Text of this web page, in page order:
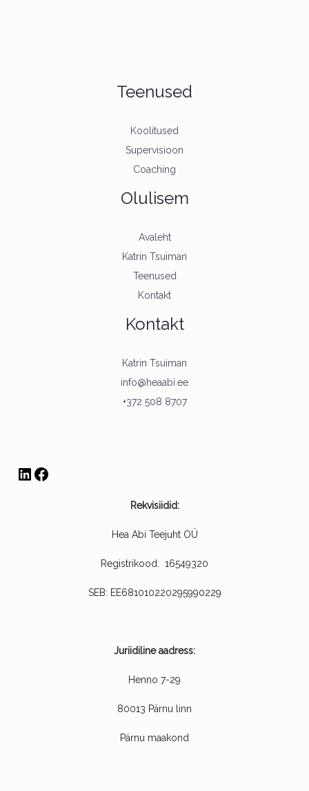
Teenused
Koolitused
Supervisioon
Coaching
Olulisem
Avaleht
Katrin Tsuiman
Teenused
Kontakt
Kontakt
Katrin Tsuiman
info@heaabi.ee
+372 508 8707
Rekvisiidid:
Hea Abi Teejuht OÜ
Registrikood: 16549320
SEB: EE681010220295990229
Juriidiline aadress:
Henno 7-29
80013 Pärnu linn
Pärnu maakond